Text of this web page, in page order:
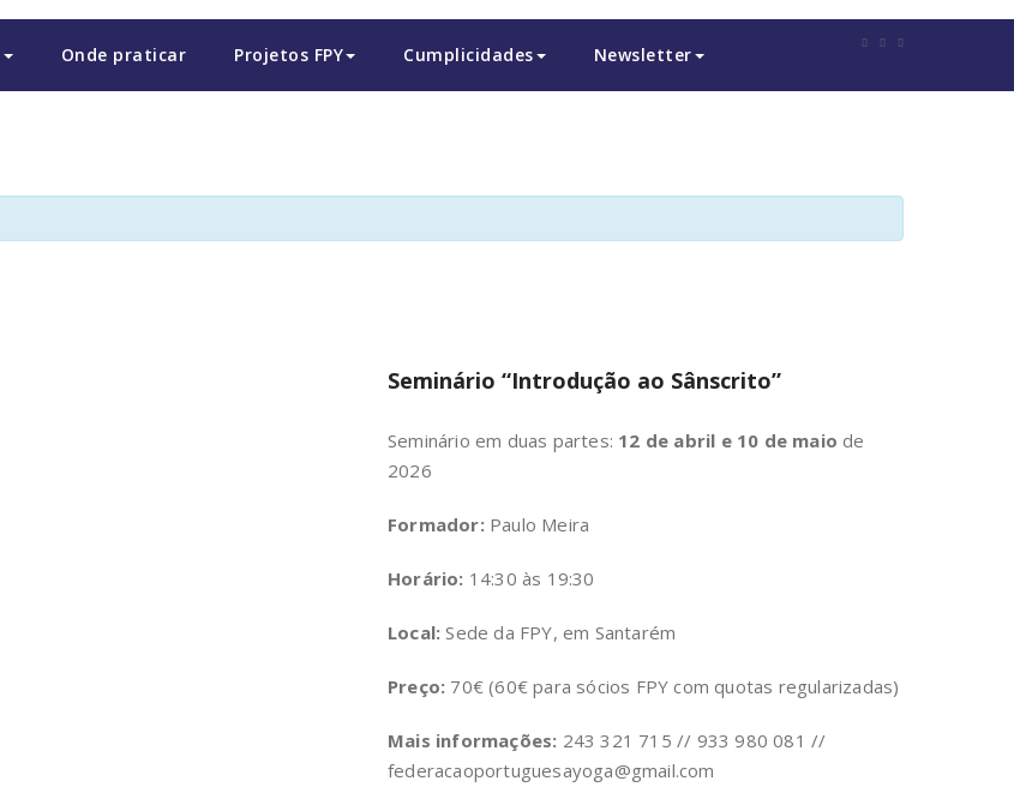
Onde praticar Projetos FPY Cumplicidades Newsletter
Seminário “Introdução ao Sânscrito”
Seminário em duas partes: 12 de abril e 10 de maio de
2026
Formador: Paulo Meira
Horário: 14:30 às 19:30
Local: Sede da FPY, em Santarém
Preço: 70€ (60€ para sócios FPY com quotas regularizadas)
Mais informações: 243 321 715 // 933 980 081 //
federacaoportuguesayoga@gmail.com